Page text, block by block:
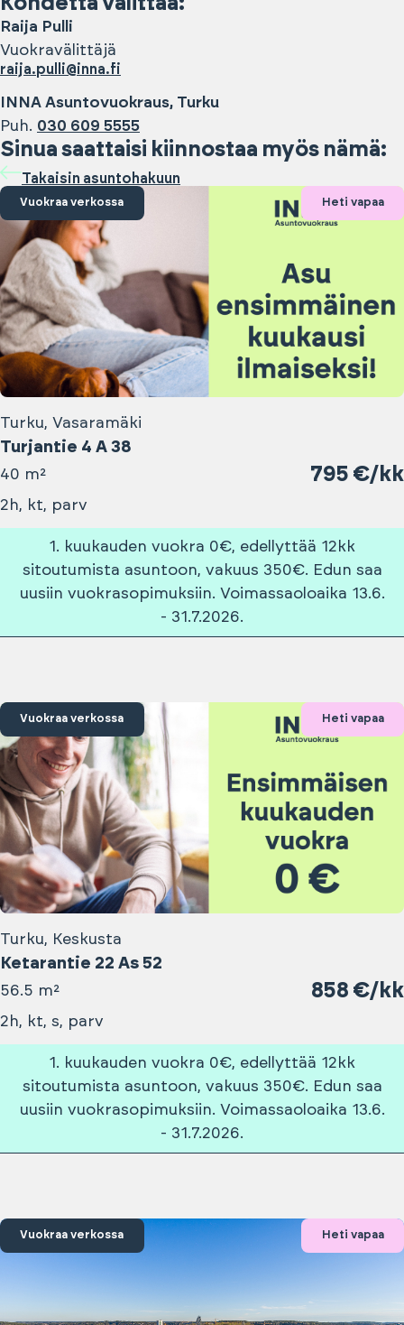
Raija Pulli
Vuokravälittäjä
raija.pulli@inna.fi
INNA Asuntovuokraus, Turku
Puh. 030 609 5555
Sinua saattaisi kiinnostaa myös nämä:
Takaisin asuntohakuun
Vuokraa verkossa Heti vapaa
Turku, Vasaramäki
Turjantie 4 A 38
40 m² 795 €/kk
2h, kt, parv
1. kuukauden vuokra 0€, edellyttää 12kk
sitoutumista asuntoon, vakuus 350€. Edun saa
uusiin vuokrasopimuksiin. Voimassaoloaika 13.6.
- 31.7.2026.
Vuokraa verkossa Heti vapaa
Turku, Keskusta
Ketarantie 22 As 52
56.5 m² 858 €/kk
2h, kt, s, parv
1. kuukauden vuokra 0€, edellyttää 12kk
sitoutumista asuntoon, vakuus 350€. Edun saa
uusiin vuokrasopimuksiin. Voimassaoloaika 13.6.
- 31.7.2026.
Vuokraa verkossa Heti vapaa